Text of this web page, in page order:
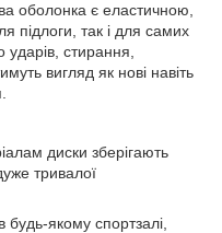
оболонка є еластичною,
підлоги, так і для самих
ударів, стирання,
вигляд як нові навіть
диски зберігають
тривалої
якому спортзалі,